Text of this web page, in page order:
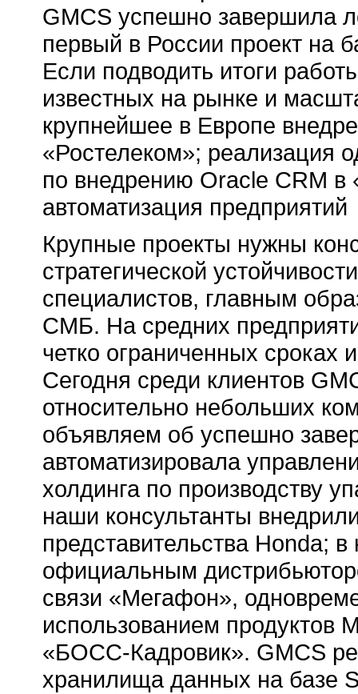
GMCS успешно завершила
первый в России проект на
Если подводить итоги
известных на рынке и
крупнейшее в Европе
«Ростелеком»; реализация
по внедрению Oracle CRM в
автоматизация
Крупные проекты нужны
стратегической
специалистов, главным
СМБ. На средних
четко ограниченных
Cегодня среди клиентов
относительно небольших
объявляем об успешно
автоматизировала
холдинга по производству
наши консультанты
представительства Honda;
официальным
связи «Мегафон»,
использованием продуктов
«БОСС-Кадровик». GMCS
хранилища данных на базе